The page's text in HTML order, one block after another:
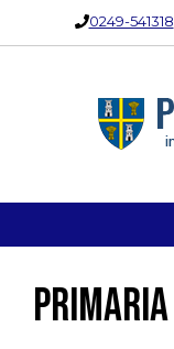
0249-541318
PRIMARIA